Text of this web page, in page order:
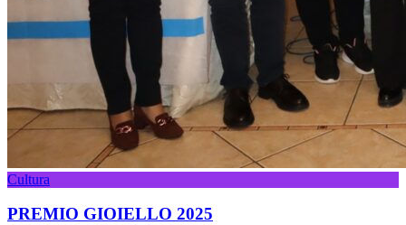
Cultura
PREMIO GIOIELLO 2025